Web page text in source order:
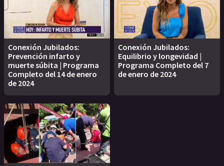
Conexión Jubilados:
Prevención infarto y
muerte súbita | Programa
Completo del 14 de enero
de 2024
Conexión Jubilados:
Equilibrio y longevidad |
Programa Completo del 7
de enero de 2024